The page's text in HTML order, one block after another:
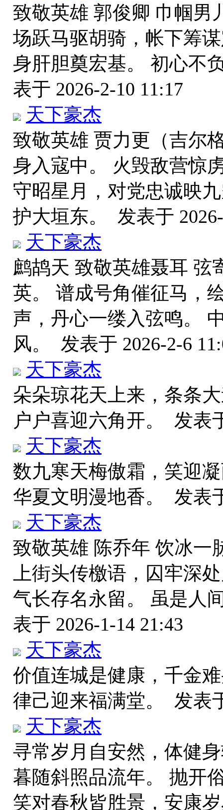
致敬英雄 郭俊卿 巾帼男
场跃马驱胡骑，帐下筹
身肝胆奠宏基。 初心不
表于 2026-2-10 11:17
天下豪杰
致敬英雄 贾力更（吉尔
身入寇中。 火毁敌营惊
守昭星月，对党忠诚映
护大垣东。 发表于
天下豪杰
鹧鸪天 致敬英雄聂耳 弦
英。 谱成号角催征马，
声，丹心一缕入弦鸣。
风。 发表于 2026-2-6
天下豪杰
朵朵琼花天上来，条条
户户喜迎六角开。 发表
天下豪杰
数九寒天梅傲霜，笑迎
华夏文明漫地香。 发表
天下豪杰
致敬英雄 陈乔年 饮冰一
上街头传檄语，囚牢深
气长存名永留。 虽是人
表于 2026-1-14 21:43
天下豪杰
价值连城是健康，千金
律己迎来福满堂。 发表
天下豪杰
寻常岁月自安然，体健
暮随斜照品流年。 抛开
笑对春秋皆胜景，安康